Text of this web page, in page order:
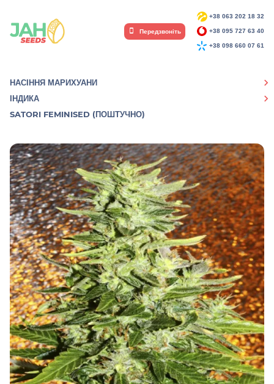
+38 063 202 18 32
+38 095 727 63 40
+38 098 660 07 61
Передзвоніть
НАСІННЯ МАРИХУАНИ
ІНДИКА
SATORI FEMINISED (ПОШТУЧНО)